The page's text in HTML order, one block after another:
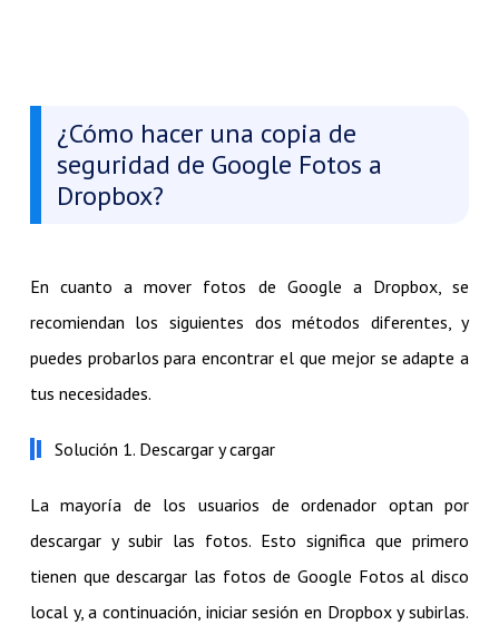
¿Cómo hacer una copia de
seguridad de Google Fotos a
Dropbox?
En cuanto a mover fotos de Google a Dropbox, se
recomiendan los siguientes dos métodos diferentes, y
puedes probarlos para encontrar el que mejor se adapte a
tus necesidades.
Solución 1. Descargar y cargar
La mayoría de los usuarios de ordenador optan por
descargar y subir las fotos. Esto significa que primero
tienen que descargar las fotos de Google Fotos al disco
local y, a continuación, iniciar sesión en Dropbox y subirlas.